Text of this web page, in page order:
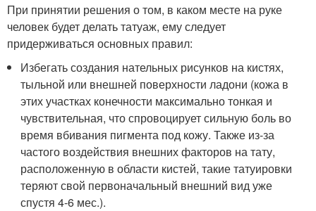
При принятии решения о том, в каком месте на руке
человек будет делать татуаж, ему следует
придерживаться основных правил:
Избегать создания нательных рисунков на кистях,
тыльной или внешней поверхности ладони (кожа в
этих участках конечности максимально тонкая и
чувствительная, что спровоцирует сильную боль во
время вбивания пигмента под кожу. Также из-за
частого воздействия внешних факторов на тату,
расположенную в области кистей, такие татуировки
теряют свой первоначальный внешний вид уже
спустя 4-6 мес.).